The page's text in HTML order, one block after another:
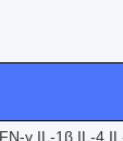
γ,IL-1β,IL-